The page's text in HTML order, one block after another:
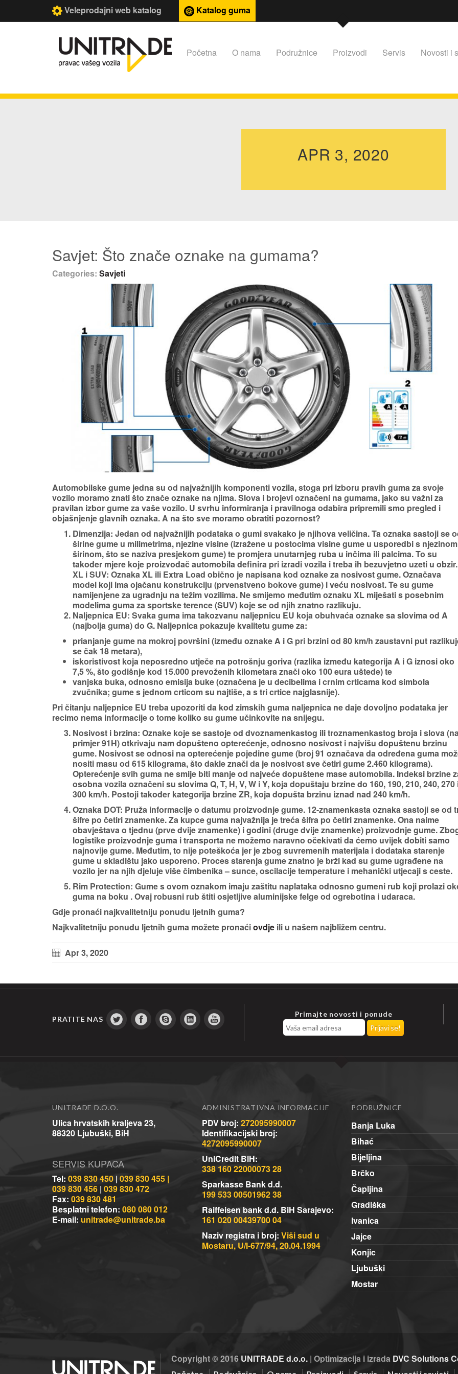
Veleprodajni web katalog Katalog guma
Početna O nama Podružnice Proizvodi Servis Novosti i
APR 3, 2020
Savjet: Što znače oznake na gumama?
Categories: Savjeti
Automobilske gume jedna su od najvažnijih komponenti vozila, stoga pri izboru pravih guma za svoje
vozilo moramo znati što znače oznake na njima.Slova i brojevi označeni na gumama, jako su važni za
pravilan izbor gume za vaše vozilo. U svrhu informiranja i pravilnoga odabira pripremili smo pregled i
objašnjenje glavnih oznaka. A na što sve moramo obratiti pozornost?
Dimenzija: Jedan od najvažnijih podataka o gumi svakako je njihova veličina. Ta oznaka sastoji se
širine gume u milimetrima, njezine visine (izražene u postocima visine gume u usporedbi s njezinom
širinom, što se naziva presjekom gume) te promjera unutarnjeg ruba u inčima ili palcima. To su
također mjere koje proizvođač automobila definira pri izradi vozila i treba ih bezuvjetno uzeti u obzir.
XL i SUV: Oznaka XL ili Extra Load obično je napisana kod oznake za nosivost gume. Označava
model koji ima ojačanu konstrukciju (prvenstveno bokove gume) i veću nosivost. Te su gume
namijenjene za ugradnju na težim vozilima. Ne smijemo međutim oznaku XL miješati s posebnim
modelima guma za sportske terence (SUV) koje se od njih znatno razlikuju.
Naljepnica EU: Svaka guma ima takozvanu naljepnicu EU koja obuhvaća oznake sa slovima od A
(najbolja guma) do G. Naljepnica pokazuje kvalitetu gume za:
prianjanjegume na mokroj površini (između oznake A i G pri brzini od 80 km/h zaustavni put
se čak 18 metara),
iskoristivost koja neposredno utječe na potrošnju goriva(razlika između kategorija A i G iznosi oko
7,5 %, što godišnje kod 15.000 prevoženih kilometara znači oko 100 eura uštede) te
vanjska buka,odnosno emisija buke (označena je u decibelima i crnim crticama kod simbola
zvučnika; gume s jednom crticom su najtiše, a s tri crtice najglasnije).
Pri čitanju naljepnice EU treba upozoriti da kod zimskih guma naljepnica ne daje dovoljno podataka jer
recimo nema informacije o tome koliko su gume učinkovite na snijegu.
Nosivost i brzina: Oznake koje se sastoje od dvoznamenkastog ili troznamenkastog broja i slova
primjer 91H) otkrivaju nam dopušteno opterećenje, odnosno nosivost i najvišu dopuštenu brzinu
gume. Nosivostse odnosi na opterećenje pojedine gume (broj 91 označava da određena guma
nositi masu od 615 kilograma, što dakle znači da je nosivost sve četiri gume 2.460 kilograma).
Opterećenje svih guma ne smije biti manje od najveće dopuštene mase automobila. Indeksi brzine
osobna vozila označeni su slovima Q, T, H, V, W i Y, koja dopuštaju brzine do 160, 190, 210, 240, 270
300 km/h. Postoji također kategorija brzine ZR, koja dopušta brzinu iznad nad 240 km/h.
Oznaka DOT: Pruža informacije o datumu proizvodnje gume. 12-znamenkasta oznaka sastoji se od
šifre po četiri znamenke. Za kupce guma najvažnija je treća šifra po četiri znamenke. Ona naime
obavještava o tjednu (prve dvije znamenke) i godini (druge dvije znamenke) proizvodnje gume.
logistike proizvodnje guma i transporta ne možemo naravno očekivati da ćemo uvijek dobiti samo
najnovije gume. Međutim, to nije poteškoća jer je zbog suvremenih materijala i dodataka starenje
gume u skladištu jako usporeno. Proces starenja gume znatno je brži kad su gume ugrađene na
vozilo jer na njih djeluje više čimbenika – sunce, oscilacije temperature i mehanički utjecaji s ceste.
Rim Protection: Gume s ovom oznakom imaju zaštitu naplataka odnosno gumeni rub koji prolazi
guma na boku . Ovaj robusni rub štiti osjetljive aluminijske felge od ogrebotina i udaraca.
Gdje pronaći najkvalitetniju ponudu ljetnih guma?
Najkvalitetniju ponudu ljetnih guma možete pronaćiovdje ili u našem najbližem centru.
Apr 3, 2020
PRATITE NAS
Primajte novosti i ponude
UNITRADE D.O.O.
Ulica hrvatskih kraljeva 23,
88320 Ljubuški, BiH
SERVIS KUPACA
Tel: 039 830 450 | 039 830 455 |
039 830 456 | 039 830 472
Fax: 039 830 481
Besplatni telefon: 080 080 012
E-mail: unitrade@unitrade.ba
ADMINISTRATIVNA INFORMACIJE
PDV broj: 272095990007
Identifikacijski broj:
4272095990007
UniCredit BiH:
338 160 22000073 28
Sparkasse Bank d.d.
199 533 00501962 38
Raiffeisen bank d.d. BiH Sarajevo:
161 020 00439700 04
Naziv registra i broj: Viši sud u
Mostaru, U/I-677/94, 20.04.1994
PODRUŽNICE
Banja Luka
Bihać
Bijeljina
Brčko
Čapljina
Gradiška
Ivanica
Jajce
Konjic
Ljubuški
Mostar
Copyright © 2016 UNITRADE d.o.o. | Optimizacija i izrada DVC Solutions